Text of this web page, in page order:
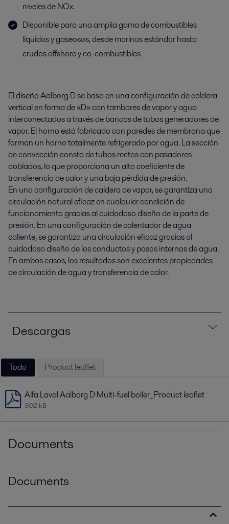
niveles de NOx.
Disponible para una amplia gama de combustibles
líquidos y gaseosos, desde marinos estándar hasta
crudos offshore y co-combustibles
El diseño Aalborg D se basa en una configuración de caldera
vertical en forma de «D» con tambores de vapor y agua
interconectados a través de bancos de tubos generadores de
vapor. El horno está fabricado con paredes de membrana que
forman un horno totalmente refrigerado por agua. La sección
de convección consta de tubos rectos con pasadores
doblados, lo que proporciona un alto coeficiente de
transferencia de calor y una baja pérdida de presión.
En una configuración de caldera de vapor, se garantiza una
circulación natural eficaz en cualquier condición de
funcionamiento gracias al cuidadoso diseño de la parte de
presión. En una configuración de calentador de agua
caliente, se garantiza una circulación eficaz gracias al
cuidadoso diseño de los conductos y pasos internos de agua.
En ambos casos, los resultados son excelentes propiedades
de circulación de agua y transferencia de calor.
Descargas
Todo Product leaflet
Alfa Laval Aalborg D Multi-fuel boiler_Product leaflet
302 kB
Documents
Documents